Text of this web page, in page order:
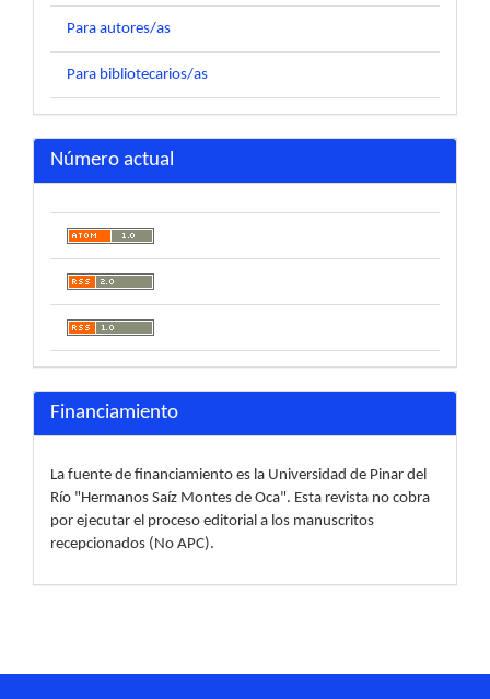
Para autores/as
Para bibliotecarios/as
Número actual
Financiamiento
La fuente de financiamiento es la Universidad de Pinar del
Río "Hermanos Saíz Montes de Oca". Esta revista no cobra
por ejecutar el proceso editorial a los manuscritos
recepcionados (No APC).